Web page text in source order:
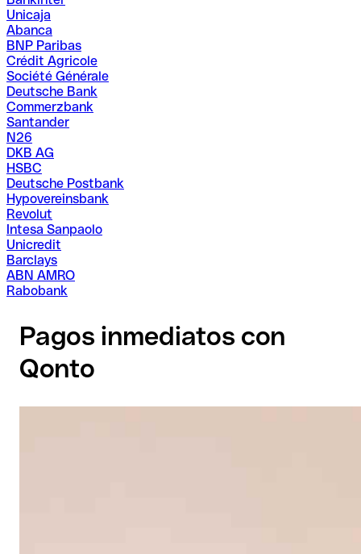
Unicaja
Abanca
BNP Paribas
Crédit Agricole
Société Générale
Deutsche Bank
Commerzbank
Santander
N26
DKB AG
HSBC
Deutsche Postbank
Hypovereinsbank
Revolut
Intesa Sanpaolo
Unicredit
Barclays
ABN AMRO
Rabobank
Pagos inmediatos con
Qonto